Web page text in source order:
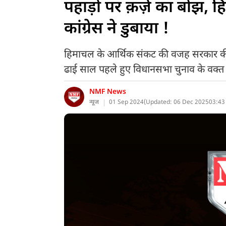
पहाड़ों पर क़र्ज़ का बोझ,
कांग्रेस ने डुबाया !
हिमाचल के आर्थिक संकट की वजह सरकार की
ढाई साल पहले हुए विधानसभा चुनाव के
NMF News
न्यूज 01 Sep 2024(Updated: 06 Dec 202503:43